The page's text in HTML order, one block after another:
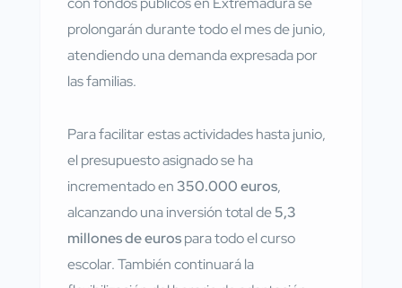
prolongarán durante todo el mes de junio,
atendiendo una demanda expresada por
las familias.
Para facilitar estas actividades hasta junio,
el presupuesto asignado se ha
incrementado en350.000 euros,
alcanzando una inversión total de5,3
millones de eurospara todo el curso
escolar. También continuará la